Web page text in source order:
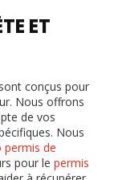
ET
conçus pour
Nous offrons
de vos
Nous
de
pour le permis